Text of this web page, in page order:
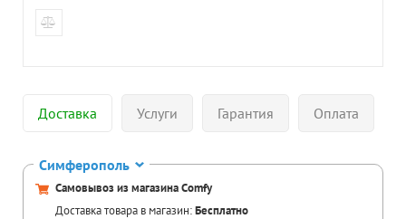
Доставка Услуги Гарантия Оплата
Симферополь
Самовывоз из магазина Comfy
Доставка товара в магазин:Бесплатно